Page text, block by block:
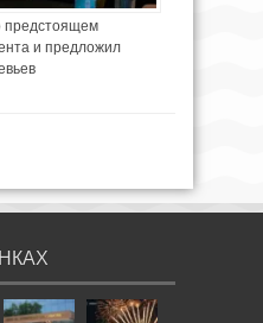
предстоящем
и предложил